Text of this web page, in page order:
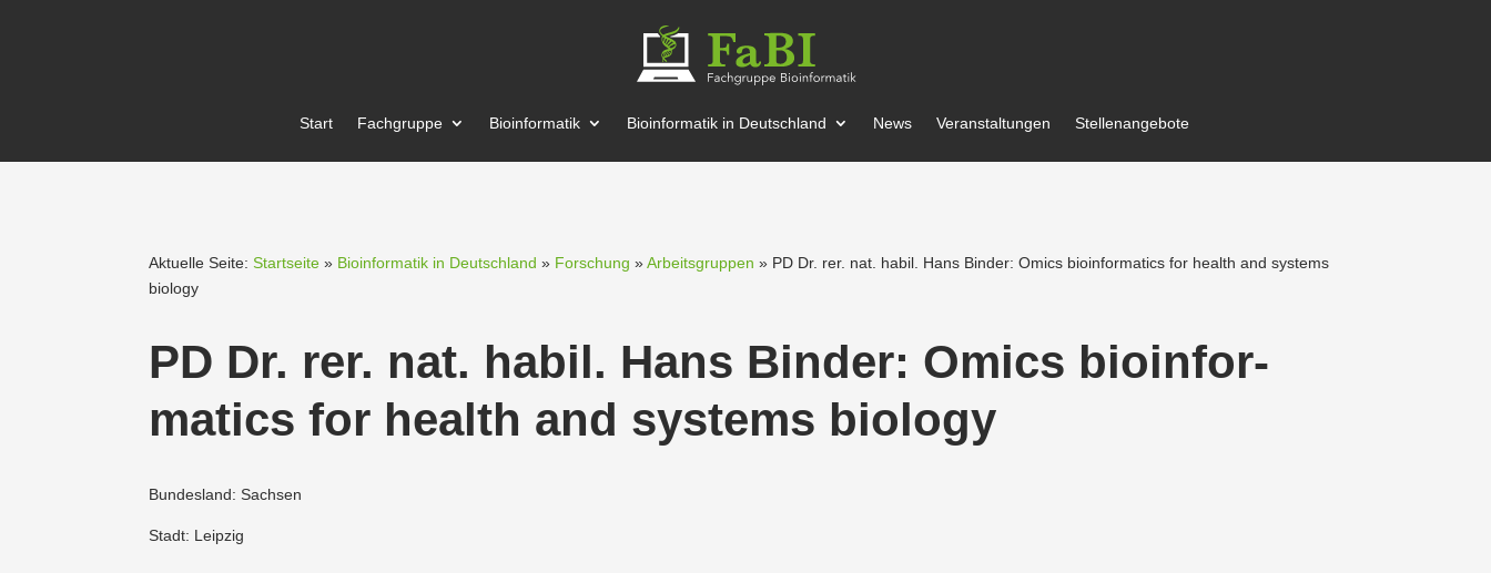
Start Fachgruppe Bioin­for­matik Bioin­for­matik in Deutschland News Veran­stal­tungen Stellen­an­gebote
Aktuelle Seite:Startseite » Bioinformatik in Deutschland » Forschung »Arbeitsgruppen » PD Dr. rer. nat. habil. Hans Binder: Omics bioin­for­matics for health and systems
biology
PD Dr. rer. nat. habil. Hans Binder: Omics bioin­for­
matics for health and systems biology
Bundesland: Sachsen
Stadt: Leipzig